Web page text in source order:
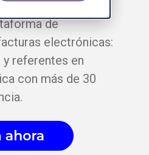
de
electrónicas:
referentes en
con más de 30